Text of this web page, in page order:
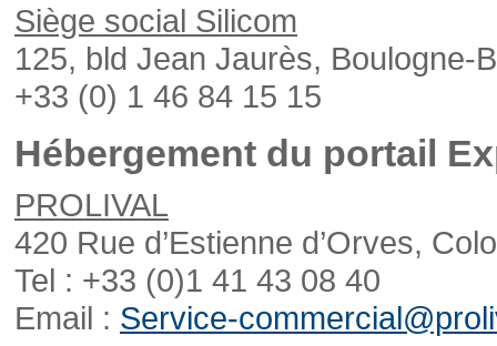
Siège social Silicom
125, bld Jean Jaurès, Boulogne-
+33 (0) 1 46 84 15 15
Hébergement du portail
PROLIVAL
420 Rue d’Estienne d’Orves,
Tel : +33 (0)1 41 43 08 40
Email : Service-